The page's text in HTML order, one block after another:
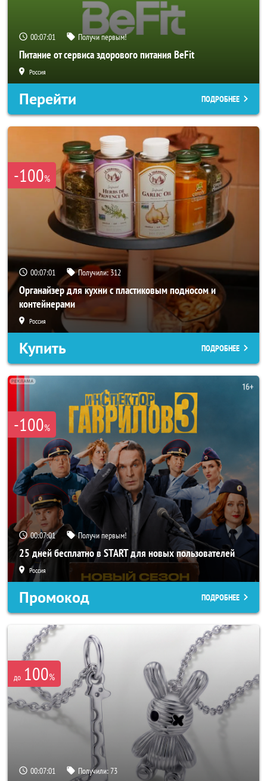
00:06:58 Получи первым!
Питание от сервиса здорового питания BeFit
Россия
Перейти ПОДРОБНЕЕ
-100%
00:06:58 Получили:312
Органайзер для кухни с пластиковым подносом и
контейнерами
Россия
Купить ПОДРОБНЕЕ
-100%
00:06:58 Получи первым!
25 дней бесплатно в START для новых пользователей
Россия
Промокод ПОДРОБНЕЕ
до 100%
00:06:58 Получили:73